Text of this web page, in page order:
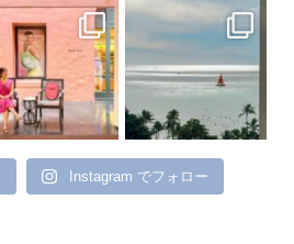
Instagram でフォロー